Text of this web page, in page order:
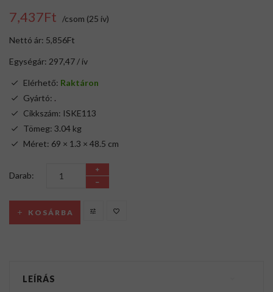
7,437Ft /csom (25 ív)
Nettó ár: 5,856Ft
Egységár: 297,47 / ív
Elérhető: Raktáron
Gyártó: .
Cikkszám: ISKE113
Tömeg: 3.04 kg
Méret: 69 × 1.3 × 48.5 cm
Darab:
KOSÁRBA
LEÍRÁS